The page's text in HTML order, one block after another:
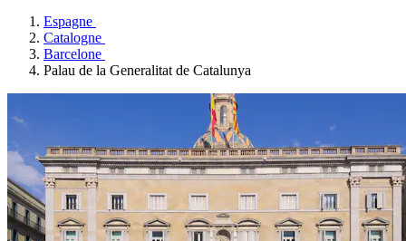
Espagne
Catalogne
Barcelone
Palau de la Generalitat de Catalunya